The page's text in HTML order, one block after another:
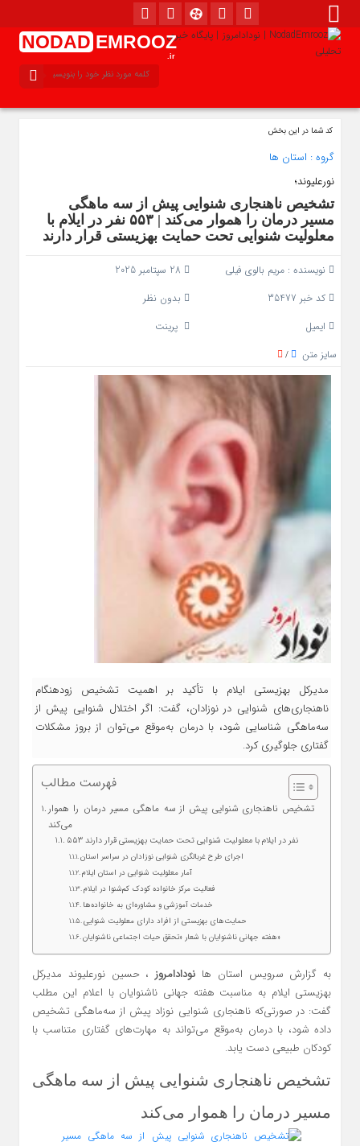
NODAD EMROOZ
.ir
کد شما در این بخش
گروه : استان ها
نورعلیوند؛
تشخیص ناهنجاری شنوایی پیش از سه‌ ماهگی
مسیر درمان را هموار می‌کند | ۵۵۳ نفر در ایلام با
معلولیت شنوایی تحت حمایت بهزیستی قرار دارند
نویسنده : مریم بالوی فیلی
کد خبر 35477
بدون نظر
ایمیل
پرینت
سایز متن
/
مدیرکل بهزیستی ایلام با تأکید بر اهمیت تشخیص زودهنگام
ناهنجاری‌های شنوایی در نوزادان، گفت: اگر اختلال شنوایی پیش از
سه‌ماهگی شناسایی شود، با درمان به‌موقع می‌توان از بروز مشکلات
گفتاری جلوگیری کرد.
فهرست مطالب
تشخیص ناهنجاری شنوایی پیش از سه‌ ماهگی مسیر درمان را هموار
می‌کند
۵۵۳ نفر در ایلام با معلولیت شنوایی تحت حمایت بهزیستی قرار دارند
اجرای طرح غربالگری شنوایی نوزادان در سراسر استان
آمار معلولیت شنوایی در استان ایلام
فعالیت مرکز خانواده کودک کم‌شنوا در ایلام
خدمات آموزشی و مشاوره‌ای به خانواده‌ها
حمایت‌های بهزیستی از افراد دارای معلولیت شنوایی
هفته جهانی ناشنوایان با شعار «تحقق حیات اجتماعی ناشنوایان»
به گزارش سرویس استان ها نودادامروز، حسین نورعلیوند مدیرکل
بهزیستی ایلام به مناسبت هفته جهانی ناشنوایان با اعلام این مطلب
گفت: در صورتی‌که ناهنجاری شنوایی نوزاد پیش از سه‌ماهگی تشخیص
داده شود، با درمان به‌موقع می‌تواند به مهارت‌های گفتاری متناسب با
کودکان طبیعی دست یابد.
تشخیص ناهنجاری شنوایی پیش از سه‌ ماهگی
مسیر درمان را هموار می‌کند